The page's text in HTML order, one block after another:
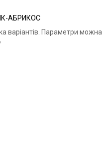
АБРИКОС
варіантів. Параметри можна